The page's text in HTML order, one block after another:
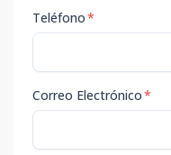
Teléfono*
Correo Electrónico*